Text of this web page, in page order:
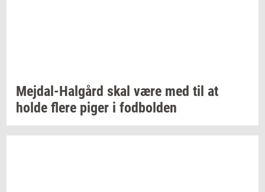
Mejdal-​Halgård skal være med til at
holde flere piger i fod­bol­den